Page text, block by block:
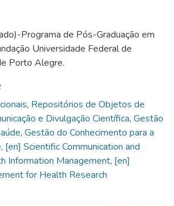
Programa de Pós-Graduação em
Universidade Federal de
Porto Alegre.
, Repositórios de Objetos de
e Divulgação Científica, Gestão
, Gestão do Conhecimento para a
, [en] Scientific Communication and
Information Management, [en]
for Health Research